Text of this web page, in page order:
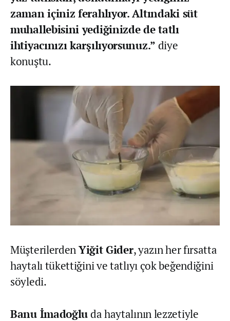
zaman içiniz ferahlıyor. Altındaki süt
muhallebisini yediğinizde de tatlı
ihtiyacınızı karşılıyorsunuz.” diye
konuştu.
MüşterilerdenYiğit Gider, yazın her fırsatta
haytalı tükettiğini ve tatlıyı çok beğendiğini
söyledi.
Banu İmadoğluda haytalının lezzetiyle